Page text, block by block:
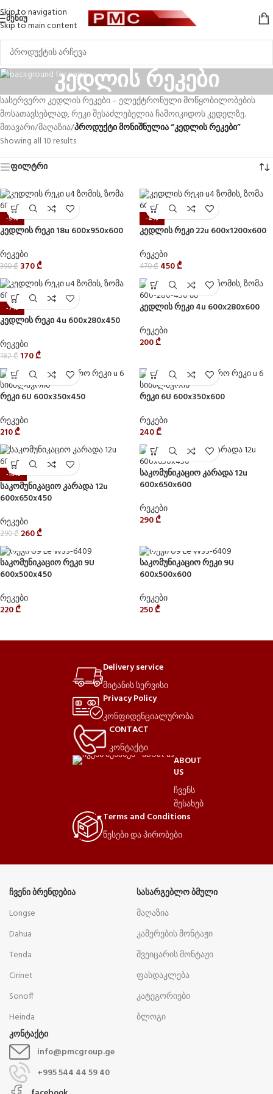
Skip to navigation
Skip to main content
ᲛᲔᲜᲘᲣ
კედლის რეკები
სასერვერო კედლის რეკები – ელექტრონული მოწყობილობების
მოსათავსებლად, რეკი შესაძლებელია ჩამოიკიდოს კედელზე.
მთავარი/მაღაზია/პროდუქტი მონიშნულია “კედლის რეკები”
Showing all 10 results
ფილტრი
-5%
კედლის რეკი 18u 600x950x600
რეკები
390₾ 370₾
-4%
კედლის რეკი 22u 600x1200x600
რეკები
470₾ 450₾
-7%
კედლის რეკი 4u 600x280x450
რეკები
182₾ 170₾
კედლის რეკი 4u 600x280x600
რეკები
200₾
რეკი 6U 600x350x450
რეკები
210₾
რეკი 6U 600x350x600
რეკები
240₾
-10%
საკომუნიკაციო კარადა 12u
600x650x450
რეკები
290₾ 260₾
საკომუნიკაციო კარადა 12u
600x650x600
რეკები
290₾
საკომუნიკაციო რეკი 9U
600x500x450
რეკები
220₾
საკომუნიკაციო რეკი 9U
600x500x600
რეკები
250₾
Delivery service
მიტანის სერვისი
Privacy Policy
კონფიდენციალურობა
CONTACT
კონტაქტი
ABOUT
US
ჩვენს
შესახებ
Terms and Conditions
წესები და პირობები
ᲩᲕᲔᲜᲘ ᲑᲠᲔᲜᲓᲔᲑᲘᲐ
Longse
Dahua
Tenda
Cirinet
Sonoff
Heinda
ᲡᲐᲡᲐᲠᲒᲔᲑᲚᲝ ᲑᲛᲣᲚᲘ
მაღაზია
კამერების მონტაჟი
შვეიცარის მონტაჟი
ფასდაკლება
კატეგორიები
ბლოგი
კონტაქტი
info@pmcgroup.ge
+995 544 44 59 40